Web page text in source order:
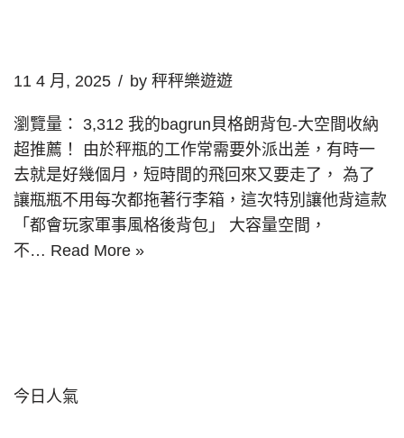
11 4 月, 2025 by 秤秤樂遊遊
瀏覽量： 3,312 我的bagrun貝格朗背包-大空間收納
超推薦！ 由於秤瓶的工作常需要外派出差，有時一
去就是好幾個月，短時間的飛回來又要走了， 為了
讓瓶瓶不用每次都拖著行李箱，這次特別讓他背這款
「都會玩家軍事風格後背包」 大容量空間，
不… Read More »
今日人氣